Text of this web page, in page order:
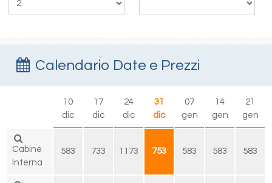
Calendario Date e Prezzi
10
dic
17
dic
24
dic
31
dic
07
gen
14
gen
21
gen
Cabine
Interna
583 733 1173 753 583 583 583